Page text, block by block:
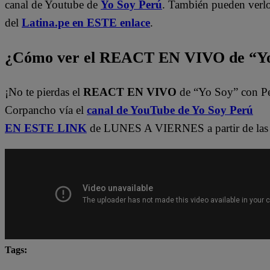
canal de Youtube de Yo Soy Perú. También pueden
del Latina.pe en ESTE enlace.
¿Cómo ver el REACT EN VIVO de
¡No te pierdas el REACT EN VIVO de “Yo Soy” con
Corpancho vía el canal de YouTube de Yo Soy Perú
EN ESTE LINK de LUNES A VIERNES a partir de
Tags: